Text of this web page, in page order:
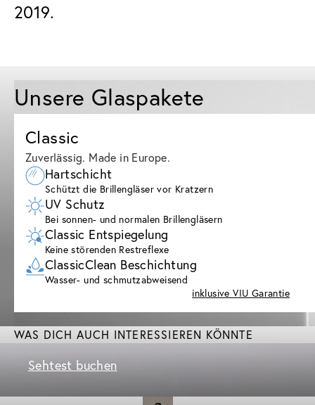
2019.
Unsere Glaspakete
Classic
Zuverlässig. Made in Europe.
Hartschicht
Schützt die Brillengläser vor Kratzern
UV Schutz
Bei sonnen- und normalen Brillengläsern
Classic Entspiegelung
Keine störenden Restreflexe
ClassicClean Beschichtung
Wasser- und schmutzabweisend
inklusive VIU Garantie
WAS DICH AUCH INTERESSIEREN KÖNNTE
Sehtest buchen